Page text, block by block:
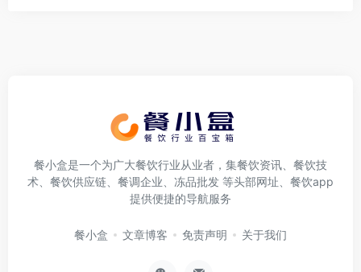
餐小盒是一个为广大餐饮行业从业者，集餐饮资讯、餐饮技
术、餐饮供应链、餐调企业、冻品批发 等头部网址、餐饮app
提供便捷的导航服务
餐小盒 文章博客 免责声明 关于我们